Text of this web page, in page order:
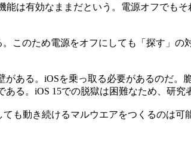
能は有効なままだという。電源オフで
このため電源をオフにしても「探す」
ある。iOSを乗っ取る必要があるのだ
る。iOS 15での脱獄は困難なため、研究
も動き続けるマルウエアをつくるのは